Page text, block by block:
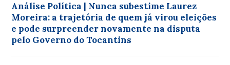
Análise Política | Nunca subestime Laurez
Moreira: a trajetória de quem já virou eleições
e pode surpreender novamente na disputa
pelo Governo do Tocantins